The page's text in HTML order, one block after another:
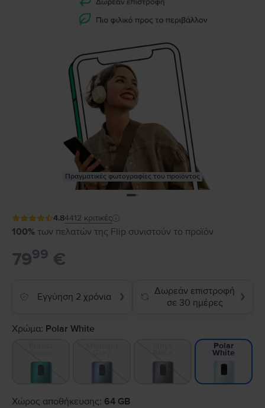
Πραγματικές φωτογραφίες του προϊόντος
4.84412 κριτικές
100% των πελατών της Flip συνιστούν το προϊόν
7999 €
Εγγύηση 2 χρόνια ❯
Δωρεάν επιστροφή
σε 30 ημέρες
❯
Χρώμα: Polar White
Polar
White
Χώρος αποθήκευσης: 64 GB